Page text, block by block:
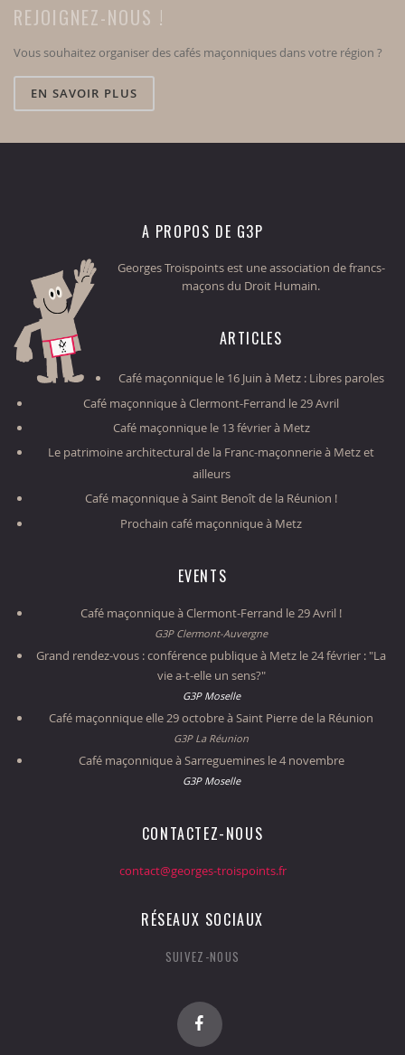
REJOIGNEZ-NOUS !
Vous souhaitez organiser des cafés maçonniques dans votre région ?
EN SAVOIR PLUS
A PROPOS DE G3P
Georges Troispoints est une association de francs-
maçons du Droit Humain.
ARTICLES
Café maçonnique le 16 Juin à Metz : Libres paroles
Café maçonnique à Clermont-Ferrand le 29 Avril
Café maçonnique le 13 février à Metz
Le patrimoine architectural de la Franc-maçonnerie à Metz et
ailleurs
Café maçonnique à Saint Benoît de la Réunion !
Prochain café maçonnique à Metz
EVENTS
Café maçonnique à Clermont-Ferrand le 29 Avril !
G3P Clermont-Auvergne
Grand rendez-vous : conférence publique à Metz le 24 février : "La
vie a-t-elle un sens?"
G3P Moselle
Café maçonnique elle 29 octobre à Saint Pierre de la Réunion
G3P La Réunion
Café maçonnique à Sarreguemines le 4 novembre
G3P Moselle
CONTACTEZ-NOUS
contact@georges-troispoints.fr
RÉSEAUX SOCIAUX
SUIVEZ-NOUS